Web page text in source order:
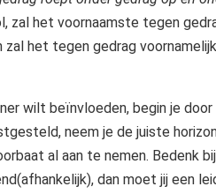
zal het voornaamste tegen
zal het tegen gedrag
wilt beïnvloeden, begin je
neem je de juiste
al aan te nemen. Bedenk
dan moet jij een